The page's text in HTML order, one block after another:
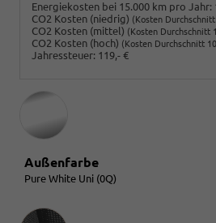
Energiekosten bei 15.000 km pro Jahr:
CO2 Kosten (niedrig) (Kosten
CO2 Kosten (mittel) (Kosten Durchschnitt
CO2 Kosten (hoch) (Kosten Durchschnitt
Jahressteuer: 119,- €
Außenfarbe
Pure White Uni (0Q)
Innenausstattung